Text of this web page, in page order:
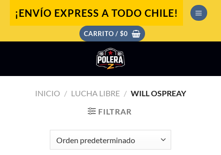
¡ENVÍO EXPRESS A TODO CHILE!
CARRITO / $0
INICIO / LUCHA LIBRE / WILL OSPREAY
FILTRAR